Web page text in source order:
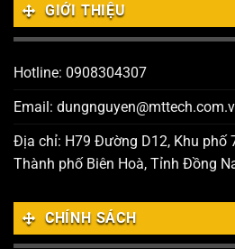
GIỚI THIỆU
Hotline: 0908304307
Email:
Địa chỉ: H79 Đường D12, Khu phố
Thành phố Biên Hoà, Tỉnh Đồng
CHÍNH SÁCH